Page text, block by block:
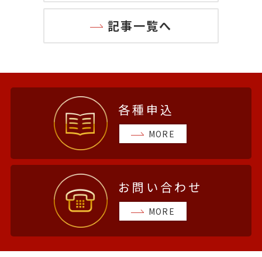
記事一覧へ
各種申込
MORE
お問い合わせ
MORE